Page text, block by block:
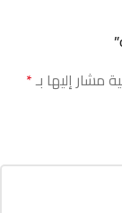
مشار إليها بـ*